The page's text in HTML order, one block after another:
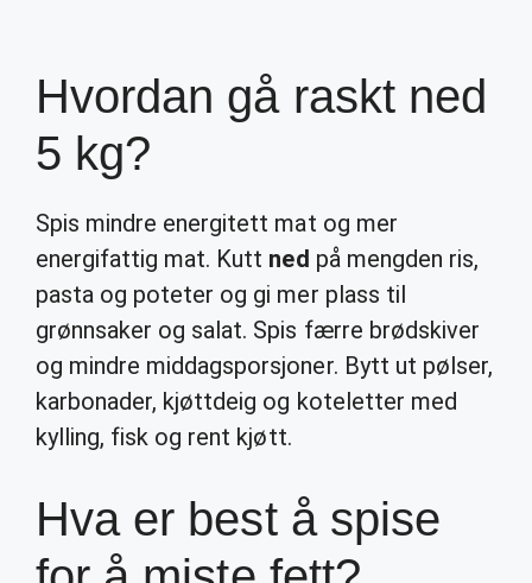
Hvordan gå raskt ned
5 kg?
Spis mindre energitett mat og mer
energifattig mat. Kutt ned på mengden ris,
pasta og poteter og gi mer plass til
grønnsaker og salat. Spis færre brødskiver
og mindre middagsporsjoner. Bytt ut pølser,
karbonader, kjøttdeig og koteletter med
kylling, fisk og rent kjøtt.
Hva er best å spise